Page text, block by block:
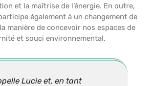
et la maîtrise de l’énergie. En outre,
également à un changement de
manière de concevoir nos espaces de
et souci environnemental.
Lucie et, en tant